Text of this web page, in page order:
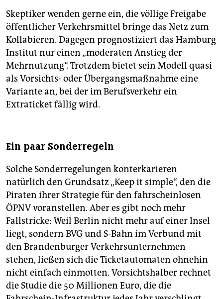
Skeptiker wenden gerne ein, die völlige Freigabe
öffentlicher Verkehrsmittel bringe das Netz zum
Kollabieren. Dagegen prognostiziert das Hamburg
Institut nur einen „moderaten Anstieg der
Mehrnutzung“. Trotzdem bietet sein Modell quasi
als Vorsichts- oder Übergangsmaßnahme eine
Variante an, bei der im Berufsverkehr ein
Extraticket fällig wird.
Ein paar Sonderregeln
Solche Sonderregelungen konterkarieren
natürlich den Grundsatz „Keep it simple“, den die
Piraten ihrer Strategie für den fahrscheinlosen
ÖPNV voranstellen. Aber es gibt noch mehr
Fallstricke: Weil Berlin nicht mehr auf einer Insel
liegt, sondern BVG und S-Bahn im Verbund mit
den Brandenburger Verkehrsunternehmen
stehen, ließen sich die Ticketautomaten ohnehin
nicht einfach einmotten. Vorsichtshalber rechnet
die Studie die 50 Millionen Euro, die die